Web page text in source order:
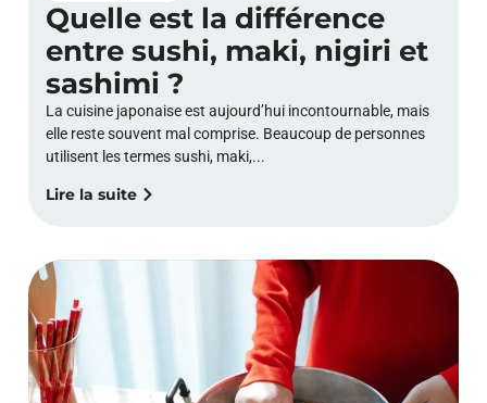
Quelle est la différence
entre sushi, maki, nigiri et
sashimi ?
La cuisine japonaise est aujourd’hui incontournable, mais
elle reste souvent mal comprise. Beaucoup de personnes
utilisent les termes sushi, maki,...
Lire la suite